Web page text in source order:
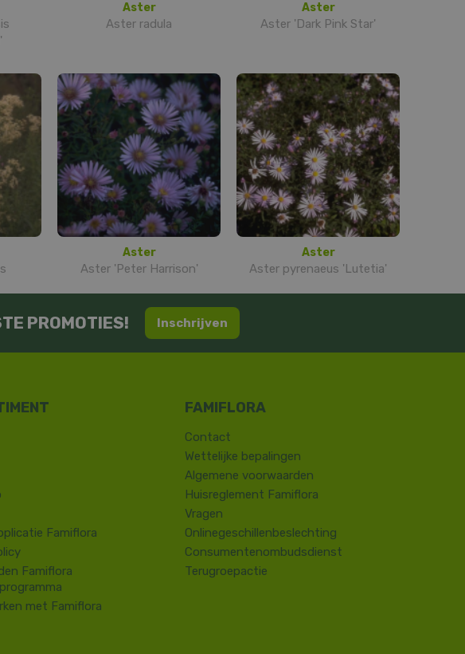
Aster
Aster radula
Aster
Aster 'Dark Pink Star'
Aster
Aster 'Peter Harrison'
Aster
Aster pyrenaeus 'Lutetia'
PROMOTIES! Inschrijven
Famiflora
Famiflora
met Famiflora
Contact
​Wettelijke bepalingen
Algemene voorwaarden
Huisreglement Famiflora
Vragen
Onlinegeschillenbeslechting
Consumentenombudsdienst
Terugroepactie